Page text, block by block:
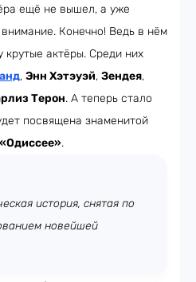
ещё не вышел, а уже
Конечно! Ведь в нём
актёры. Среди них
, Энн Хэтэуэй, Зендея,
Терон. А теперь стало
посвящена знаменитой
«Одиссее».
история, снятая по
новейшей